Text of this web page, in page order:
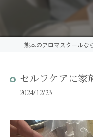
セルフケアに家
2024/12/23